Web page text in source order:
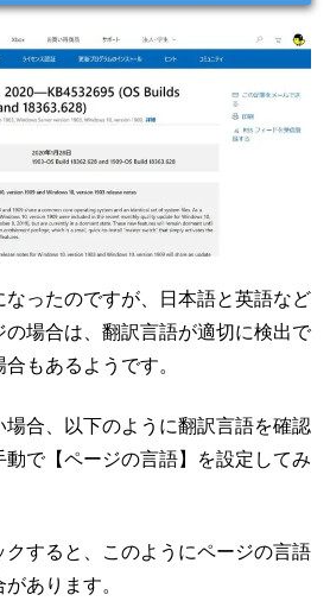
ったのですが、日本語と英語など
の場合は、翻訳言語が適切に検出で
もあるようです。
場合、以下のように翻訳言語を確認
動で【ページの言語】を設定してみ
すると、このようにページの言語
あります。